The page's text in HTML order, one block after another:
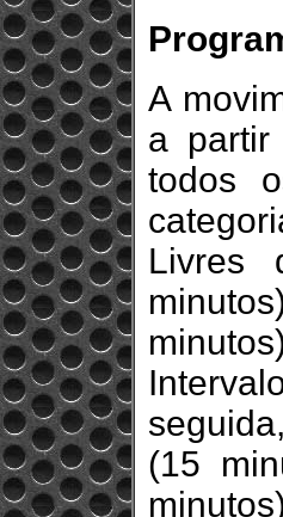
A
a partir
todos
Livres
(15